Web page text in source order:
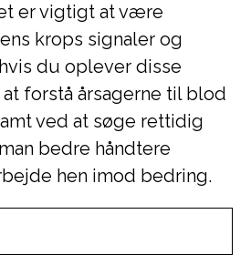
er vigtigt at være
krops signaler og
du oplever disse
forstå årsagerne til blod
ved at søge rettidig
bedre håndtere
hen imod bedring.